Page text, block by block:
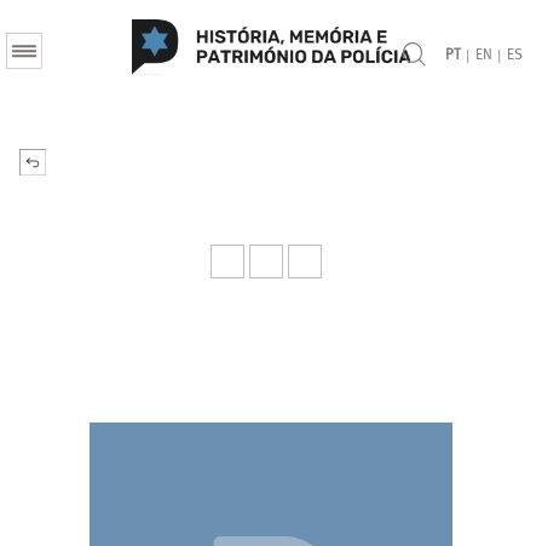
PT | EN | ES